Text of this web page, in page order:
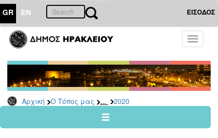
GR EN ΕΙΣΟΔΟΣ
Toggle
Αρχική Ο Τόπος μας ... 2020
ΤΟΠΟΣ
ΜΑΣ
Ανακοινώσεις
Αρχείο
2026
2024